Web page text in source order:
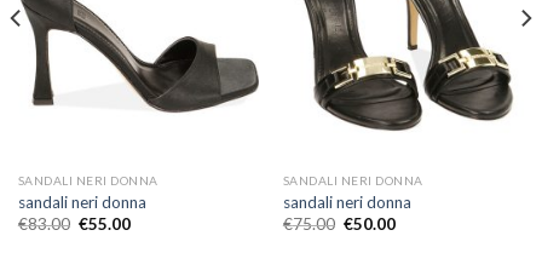
SANDALI NERI DONNA
sandali neri donna
€83.00 €55.00
SANDALI NERI DONNA
sandali neri donna
€75.00 €50.00